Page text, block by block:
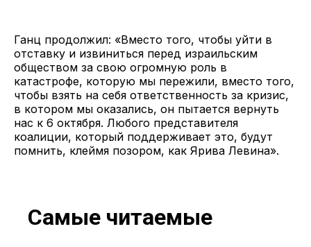
Ганц продолжил: «Вместо того, чтобы уйти в
отставку и извиниться перед израильским
обществом за свою огромную роль в
катастрофе, которую мы пережили, вместо того,
чтобы взять на себя ответственность за кризис,
в котором мы оказались, он пытается вернуть
нас к 6 октября. Любого представителя
коалиции, который поддерживает это, будут
помнить, клеймя позором, как Ярива Левина».
Самые читаемые